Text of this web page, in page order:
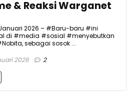
& Reaksi Warganet
2026 – #Baru-baru #ini
di #media #sosial #menyebutkan
sebagai sosok ...
2026 2